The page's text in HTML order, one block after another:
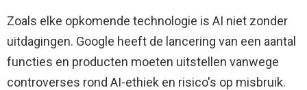
Zoals elke opkomende technologie is AI niet zonder
uitdagingen. Google heeft de lancering van een aantal
functies en producten moeten uitstellen vanwege
controverses rond AI-ethiek en risico's op misbruik.